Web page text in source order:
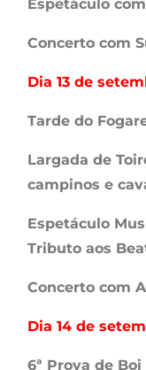
Espetáculo
Concerto com
Dia 13 de
Tarde do
Largada de
campinos e
Espetáculo
Tributo aos
Concerto com
Dia 14 de
6ª Prova de Boi